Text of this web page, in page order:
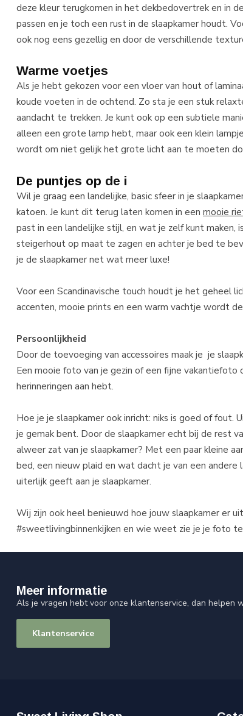
deze kleur terugkomen in het dekbedovertrek en in
passen en je toch een rust in de slaapkamer houdt.
ook nog eens gezellig en door de verschillende
Warme voetjes
Als je hebt gekozen voor een vloer van hout of
koude voeten in de ochtend. Zo sta je een stuk
aandacht te trekken. Je kunt ook op een subtiele
alleen een grote lamp hebt, maar ook een klein
wordt om niet gelijk het grote licht aan te moeten
De puntjes op de i
Wil je graag een landelijke, basic sfeer in je
katoen. Je kunt dit terug laten komen in een mooie
past in een landelijke stijl, en wat je zelf kunt maken,
steigerhout op maat te zagen en achter je bed te
je de slaapkamer net wat meer luxe!
Voor een Scandinavische touch houdt je het geheel
accenten, mooie prints en een warm vachtje wordt
Persoonlijkheid
Door de toevoeging van accessoires maak je je
Een mooie foto van je gezin of een fijne
herinneringen aan hebt.
Hoe je je slaapkamer ook inricht: niks is goed of
je gemak bent. Door de slaapkamer echt bij de rest
alweer zat van je slaapkamer? Met een paar kleine
bed, een nieuw plaid en wat dacht je van een
uiterlijk geeft aan je slaapkamer.
Wij zijn ook heel benieuwd hoe jouw slaapkamer er
#sweetlivingbinnenkijken en wie weet zie je je foto
Meer informatie
Als je vragen hebt voor onze klantenservice, dan helpen
Klantenservice